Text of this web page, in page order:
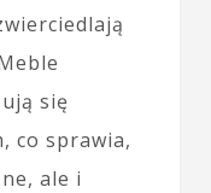
się
co sprawia,
ale i